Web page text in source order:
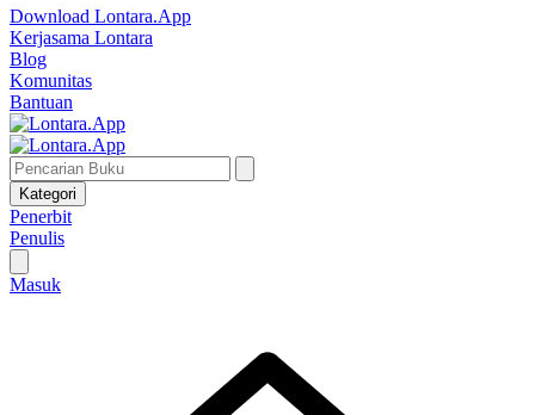
Download Lontara.App
Kerjasama Lontara
Blog
Komunitas
Bantuan
Kategori
Penerbit
Penulis
Masuk